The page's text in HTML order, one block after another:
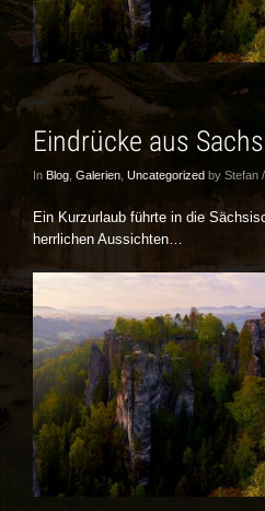
Eindrücke aus
In Blog Galerien Uncategorized by Stefan /
Ein Kurzurlaub führte in die
herrlichen Aussichten…